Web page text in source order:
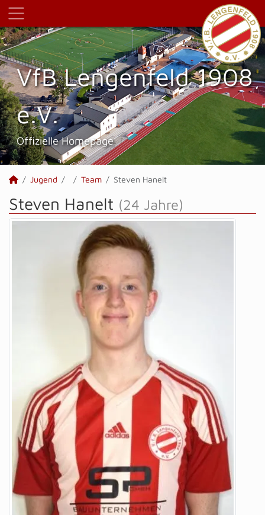
VfB Lengenfeld 1908
e.V.
Offizielle Homepage
Jugend Team Steven Hanelt
Steven Hanelt (24 Jahre)